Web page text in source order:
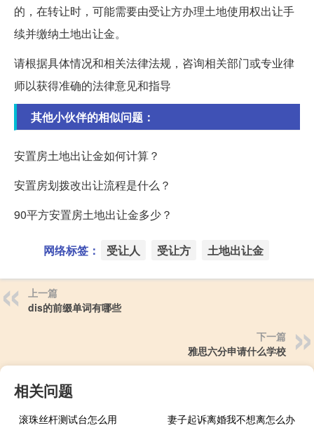
的，在转让时，可能需要由受让方办理土地使用权出让手
续并缴纳土地出让金。
请根据具体情况和相关法律法规，咨询相关部门或专业律
师以获得准确的法律意见和指导
其他小伙伴的相似问题：
安置房土地出让金如何计算？
安置房划拨改出让流程是什么？
90平方安置房土地出让金多少？
网络标签： 受让人 受让方 土地出让金
上一篇
dis的前缀单词有哪些
下一篇
雅思六分申请什么学校
相关问题
滚珠丝杆测试台怎么用 妻子起诉离婚我不想离怎么办